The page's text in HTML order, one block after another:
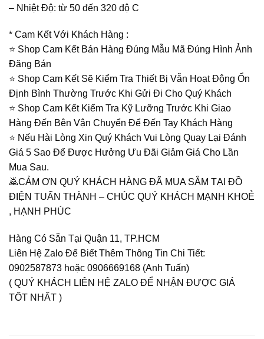
– Nhiệt Độ: từ 50 đến 320 độ C
* Cam Kết Với Khách Hàng :
⭐️ Shop Cam Kết Bán Hàng Đúng Mẫu Mã Đúng Hình Ảnh
Đăng Bán
⭐️ Shop Cam Kết Sẽ Kiểm Tra Thiết Bị Vẫn Hoạt Động Ổn
Định Bình Thường Trước Khi Gửi Đi Cho Quý Khách
⭐️ Shop Cam Kết Kiểm Tra Kỹ Lưỡng Trước Khi Giao
Hàng Đến Bên Vận Chuyển Để Đến Tay Khách Hàng
⭐️ Nếu Hài Lòng Xin Quý Khách Vui Lòng Quay Lại Đánh
Giá 5 Sao Để Được Hưởng Ưu Đãi Giảm Giá Cho Lần
Mua Sau.
🙇CẢM ƠN QUÝ KHÁCH HÀNG ĐÃ MUA SẮM TẠI ĐỒ
ĐIỆN TUẤN THÀNH – CHÚC QUÝ KHÁCH MẠNH KHOẺ
, HẠNH PHÚC
Hàng Có Sẵn Tại Quận 11, TP.HCM
Liên Hệ Zalo Để Biết Thêm Thông Tin Chi Tiết:
0902587873 hoặc 0906669168 (Anh Tuấn)
( QUÝ KHÁCH LIÊN HỆ ZALO ĐỂ NHẬN ĐƯỢC GIÁ
TỐT NHẤT )